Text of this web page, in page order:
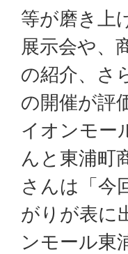
等が磨き上
展示会や、
の紹介、さ
の開催が評
イオンモー
んと東浦町
さんは「今
がりが表に
ンモール東